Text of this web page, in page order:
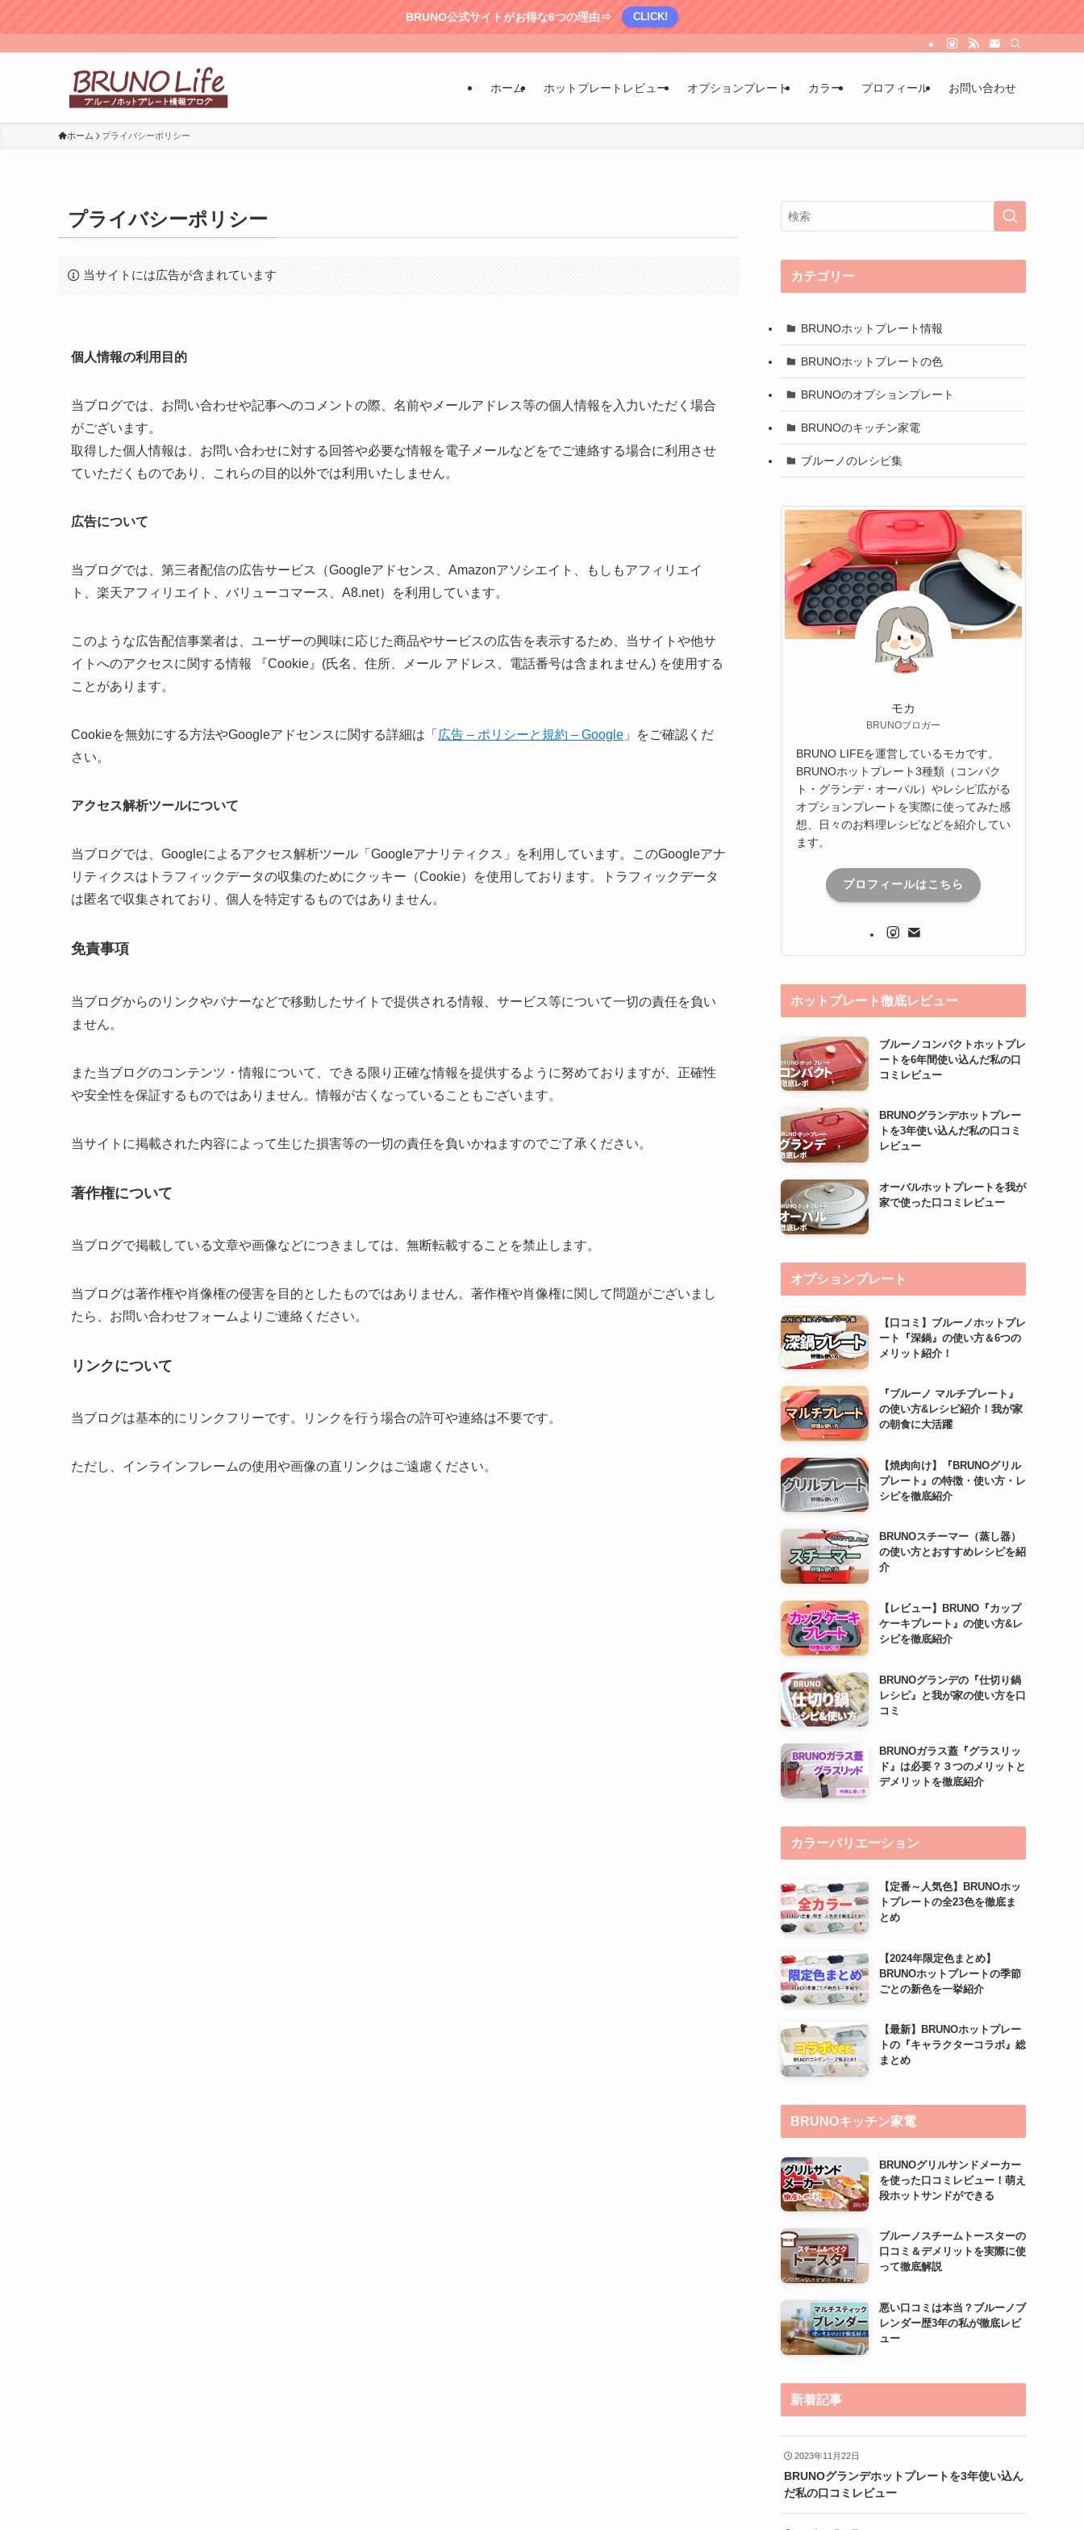
BRUNO公式サイトがお得な6つの理由⇒ CLICK!
ホーム ホットプレートレビュー オプションプレート カラー プロフィール お問い合わせ
ホーム プライバシーポリシー
プライバシーポリシー
当サイトには広告が含まれています
個人情報の利用目的
当ブログでは、お問い合わせや記事へのコメントの際、名前やメールアドレス等の個人情報を入力いただく場合
がございます。
取得した個人情報は、お問い合わせに対する回答や必要な情報を電子メールなどをでご連絡する場合に利用させ
ていただくものであり、これらの目的以外では利用いたしません。
広告について
当ブログでは、第三者配信の広告サービス（Googleアドセンス、Amazonアソシエイト、もしもアフィリエイ
ト、楽天アフィリエイト、バリューコマース、A8.net）を利用しています。
このような広告配信事業者は、ユーザーの興味に応じた商品やサービスの広告を表示するため、当サイトや他サ
イトへのアクセスに関する情報 『Cookie』(氏名、住所、メール アドレス、電話番号は含まれません) を使用する
ことがあります。
Cookieを無効にする方法やGoogleアドセンスに関する詳細は「 広告 – ポリシーと規約 – Google 」をご確認くだ
さい。
アクセス解析ツールについて
当ブログでは、Googleによるアクセス解析ツール「Googleアナリティクス」を利用しています。このGoogleアナ
リティクスはトラフィックデータの収集のためにクッキー（Cookie）を使用しております。トラフィックデータ
は匿名で収集されており、個人を特定するものではありません。
免責事項
当ブログからのリンクやバナーなどで移動したサイトで提供される情報、サービス等について一切の責任を負い
ません。
また当ブログのコンテンツ・情報について、できる限り正確な情報を提供するように努めておりますが、正確性
や安全性を保証するものではありません。情報が古くなっていることもございます。
当サイトに掲載された内容によって生じた損害等の一切の責任を負いかねますのでご了承ください。
著作権について
当ブログで掲載している文章や画像などにつきましては、無断転載することを禁止します。
当ブログは著作権や肖像権の侵害を目的としたものではありません。著作権や肖像権に関して問題がございまし
たら、お問い合わせフォームよりご連絡ください。
リンクについて
当ブログは基本的にリンクフリーです。リンクを行う場合の許可や連絡は不要です。
ただし、インラインフレームの使用や画像の直リンクはご遠慮ください。
カテゴリー
BRUNOホットプレート情報
BRUNOホットプレートの色
BRUNOのオプションプレート
BRUNOのキッチン家電
ブルーノのレシピ集
モカ
BRUNOブロガー
BRUNO LIFEを運営しているモカです。
BRUNOホットプレート3種類（コンパク
ト・グランデ・オーバル）やレシピ広がる
オプションプレートを実際に使ってみた感
想、日々のお料理レシピなどを紹介してい
ます。
プロフィールはこちら
ホットプレート徹底レビュー
ブルーノコンパクトホットプレ
ートを6年間使い込んだ私の口
コミレビュー
BRUNOグランデホットプレー
トを3年使い込んだ私の口コミ
レビュー
オーバルホットプレートを我が
家で使った口コミレビュー
オプションプレート
【口コミ】ブルーノホットプレ
ート『深鍋』の使い方＆6つの
メリット紹介！
『ブルーノ マルチプレート』
の使い方&レシピ紹介！我が家
の朝食に大活躍
【焼肉向け】『BRUNOグリル
プレート』の特徴・使い方・レ
シピを徹底紹介
BRUNOスチーマー（蒸し器）
の使い方とおすすめレシピを紹
介
【レビュー】BRUNO『カップ
ケーキプレート』の使い方&レ
シピを徹底紹介
BRUNOグランデの『仕切り鍋
レシピ』と我が家の使い方を口
コミ
BRUNOガラス蓋『グラスリッ
ド』は必要？３つのメリットと
デメリットを徹底紹介
カラーバリエーション
【定番～人気色】BRUNOホッ
トプレートの全23色を徹底ま
とめ
【2024年限定色まとめ】
BRUNOホットプレートの季節
ごとの新色を一挙紹介
【最新】BRUNOホットプレー
トの『キャラクターコラボ』総
まとめ
BRUNOキッチン家電
BRUNOグリルサンドメーカー
を使った口コミレビュー！萌え
段ホットサンドができる
ブルーノスチームトースターの
口コミ＆デメリットを実際に使
って徹底解説
悪い口コミは本当？ブルーノブ
レンダー歴3年の私が徹底レビ
ュー
新着記事
2023年11月22日
BRUNOグランデホットプレートを3年使い込ん
だ私の口コミレビュー